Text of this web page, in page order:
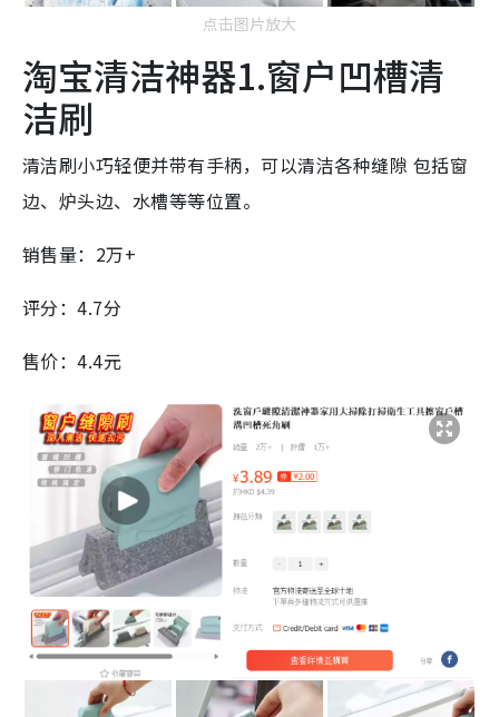
点击图片放大
淘宝清洁神器1.窗户凹槽清
洁刷
清洁刷小巧轻便并带有手柄，可以清洁各种缝隙 包括窗
边、炉头边、水槽等等位置。
销售量：2万+
评分：4.7分
售价：4.4元